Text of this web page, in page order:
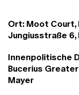
Ort: Moot Court,
Jungiusstraße 6,
Innenpolitische
Bucerius Greater
Mayer